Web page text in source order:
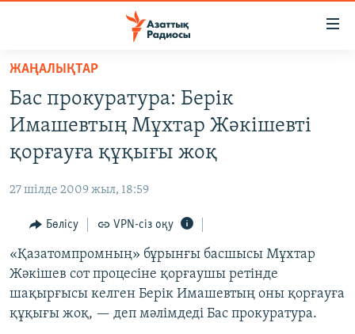
Skip
main
content
to
main
Search
САЯСАТ
АДАМ ҚҰҚЫҚТАРЫ
ӘЛЕУМЕТ
ӘЛЕМ
АРНАЙЫ ЖОБАЛАР
Русский
ЖАҢАЛЫҚТАР
Бас прокуратура: Берік
Имашевтың Мұхтар Жәкішевті
қорғауға құқығы жоқ
27 шілде 2009 жыл, 18:59
Бөлісу VPN-сіз оқу
«Қазатомпромның» бұрынғы басшысы Мұхтар
Жәкішев сот процесіне қорғаушы ретінде
шақырғысы келген Берік Имашевтың оны қорғауға
құқығы жоқ, — деп мәлімдеді Бас прокуратура.